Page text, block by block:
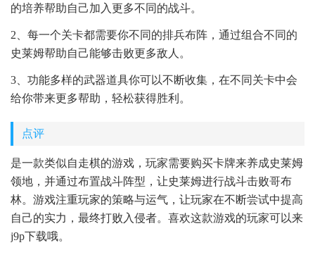
的培养帮助自己加入更多不同的战斗。
2、每一个关卡都需要你不同的排兵布阵，通过组合不同的
史莱姆帮助自己能够击败更多敌人。
3、功能多样的武器道具你可以不断收集，在不同关卡中会
给你带来更多帮助，轻松获得胜利。
点评
是一款类似自走棋的游戏，玩家需要购买卡牌来养成史莱姆
领地，并通过布置战斗阵型，让史莱姆进行战斗击败哥布
林。游戏注重玩家的策略与运气，让玩家在不断尝试中提高
自己的实力，最终打败入侵者。喜欢这款游戏的玩家可以来
j9p下载哦。